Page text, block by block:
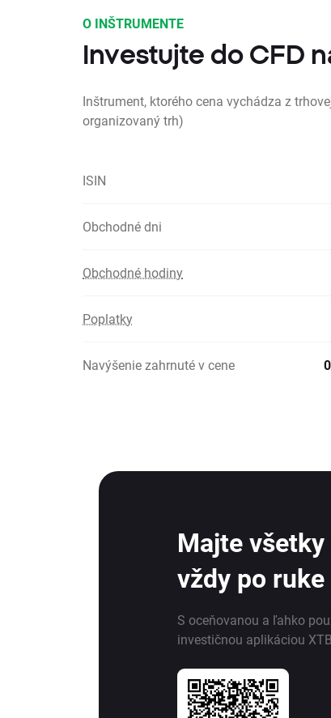
O INŠTRUMENTE
Investujte do CFD
Inštrument, ktorého cena vychádza z
organizovaný trh)
ISIN
Obchodné dni
Obchodné hodiny
Poplatky
Navýšenie zahrnuté v cene
Majte
vždy po ruke
S oceňovanou a ľahko
investičnou aplikáciou XTB